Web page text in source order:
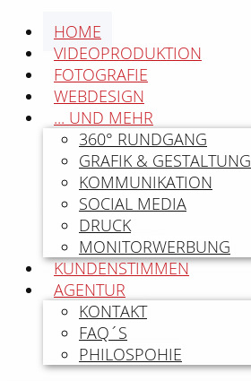
HOME
VIDEOPRODUKTION
FOTOGRAFIE
WEBDESIGN
... UND MEHR
360° RUNDGANG
GRAFIK & GESTALTUNG
KOMMUNIKATION
SOCIAL MEDIA
DRUCK
MONITORWERBUNG
KUNDENSTIMMEN
AGENTUR
KONTAKT
FAQ´S
PHILOSPOHIE